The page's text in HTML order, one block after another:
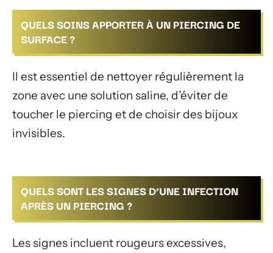
QUELS SOINS APPORTER À UN PIERCING DE
SURFACE ?
Il est essentiel de nettoyer régulièrement la
zone avec une solution saline, d’éviter de
toucher le piercing et de choisir des bijoux
invisibles.
QUELS SONT LES SIGNES D’UNE INFECTION
APRÈS UN PIERCING ?
Les signes incluent rougeurs excessives,